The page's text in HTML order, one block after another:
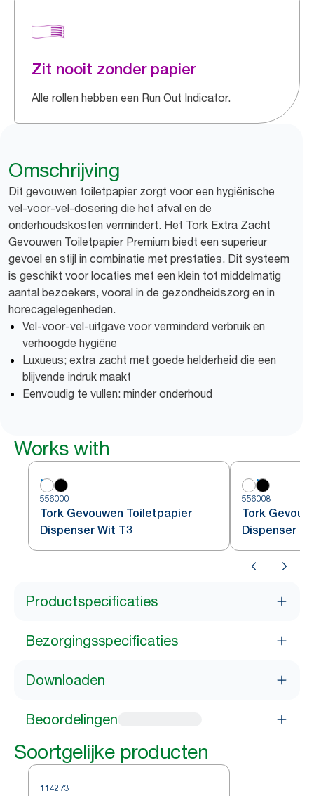
Zit nooit zonder papier
Alle rollen hebben een Run Out Indicator.
Omschrijving
Dit gevouwen toiletpapier zorgt voor een hygiënische
vel-voor-vel-dosering die het afval en de
onderhoudskosten vermindert. Het Tork Extra Zacht
Gevouwen Toiletpapier Premium biedt een superieur
gevoel en stijl in combinatie met prestaties. Dit systeem
is geschikt voor locaties met een klein tot middelmatig
aantal bezoekers, vooral in de gezondheidszorg en in
horecagelegenheden.
Vel-voor-vel-uitgave voor verminderd verbruik en
verhoogde hygiëne
Luxueus; extra zacht met goede helderheid die een
blijvende indruk maakt
Eenvoudig te vullen: minder onderhoud
Works with
556000
Tork Gevouwen Toiletpapier
Dispenser Wit T3
556008
Tork
Dispenser
Productspecificaties
Bezorgingsspecificaties
Downloaden
Beoordelingen
Soortgelijke producten
114273